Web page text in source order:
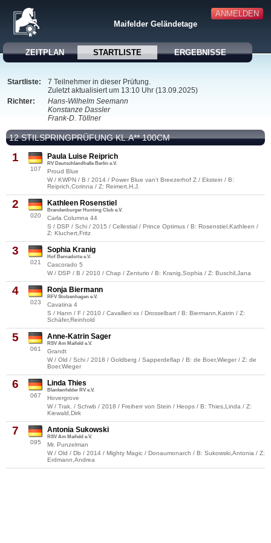
ANMELDEN
Maifelder Geländetage
ZEITPLAN STARTLISTE ERGEBNISSE
Startliste:
7 Teilnehmer in dieser Prüfung.
Zuletzt aktualisiert um 13:10 Uhr (13.09.2025)
Richter:
Hans-Wilhelm Seemann
Konstanze Dassler
Frank-D. Töllner
12 STILSPRINGPRÜFUNG KL.A** 100CM
1
107
Paula Luise Reiprich
RV Deutschlandhalle Berlin e.V.
Proud Blue
W / KWPN / B / 2014 / Power Blue van't Breezerhof Z / Ekstein / B:
Reiprich,Corinna / Z: Reimert,H.J.
2
020
Kathleen Rosenstiel
Brandenburger Hunting Club e.V.
Carla Columna 44
S / DSP / Schi / 2015 / Cellestial / Prince Optimus / B: Rosenstiel,Kathleen /
Z: Kluchert,Fritz
3
021
Sophia Kranig
Hof Bernadotte e.V.
Cascorado 5
W / DSP / B / 2010 / Chap / Zenturio / B: Kranig,Sophia / Z: Buschil,Jana
4
023
Ronja Biermann
RFV Stolzenhagen e.V.
Cavatina 4
S / Hann / F / 2010 / Cavallieri xx / Drosselbart / B: Biermann,Katrin / Z:
Schäfer,Reinhold
5
061
Anne-Katrin Sager
RSV Am Maifeld e.V.
Grandt
W / Old / Schi / 2018 / Goldberg / Sapperdeflap / B: de Boer,Wieger / Z: de
Boer,Wieger
6
067
Linda Thies
Blankenfelder RV e.V.
Hovergrove
W / Trak. / Schwb / 2018 / Freiherr von Stein / Heops / B: Thies,Linda / Z:
Kiewald,Dirk
7
095
Antonia Sukowski
RSV Am Maifeld e.V.
Mr. Punzelman
W / Old / Db / 2014 / Mighty Magic / Donaumonarch / B: Sukowski,Antonia / Z:
Erdmann,Andrea